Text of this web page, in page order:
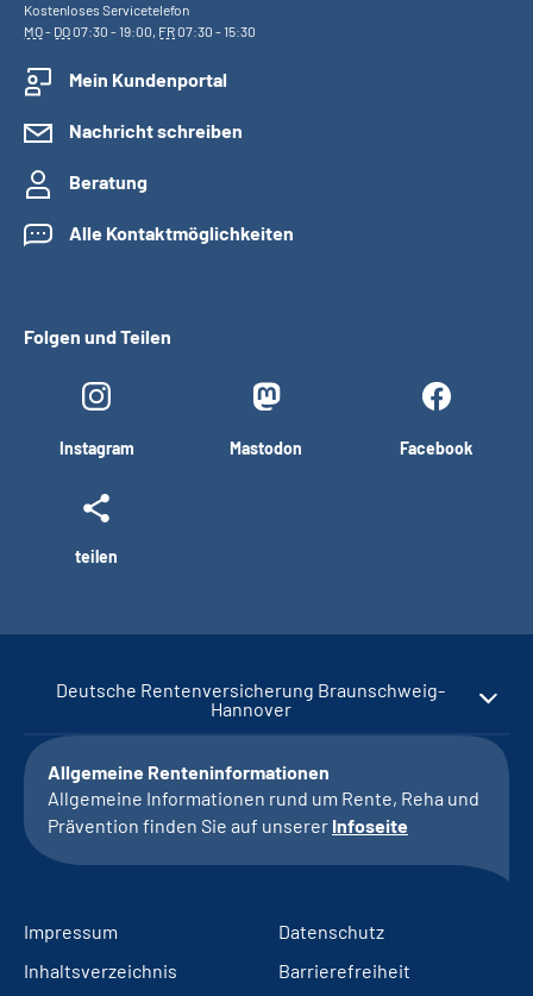
Kostenloses Servicetelefon
MO- DO07:30 - 19:00, FR07:30 - 15:30
Mein Kundenportal
Nachricht schreiben
Beratung
Alle Kontaktmöglichkeiten
Folgen und Teilen
Instagram Mastodon Facebook
teilen
Deutsche Rentenversicherung Braunschweig-
Hannover
Allgemeine Renteninformationen
Allgemeine Informationen rund um Rente, Reha und
Prävention finden Sie auf unserer Infoseite
Impressum
Datenschutz
Inhaltsverzeichnis
Barrierefreiheit